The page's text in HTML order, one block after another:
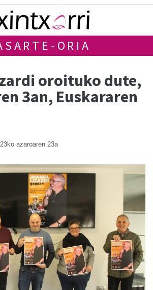
ORIA
oroituko dute,
3an, Euskararen
azaroaren 23a